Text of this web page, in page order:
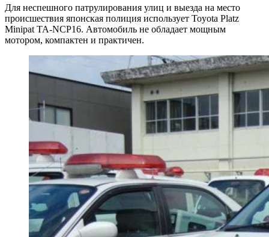
Для неспешного патрулирования улиц и выезда на место
происшествия японская полиция использует Toyota Platz
Minipat TA-NCP16. Автомобиль не обладает мощным
мотором, компактен и практичен.